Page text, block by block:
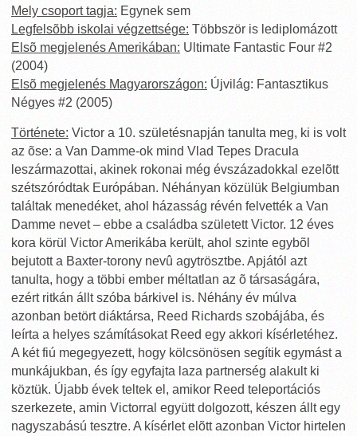
Mely csoport tagja: Egynek sem
Legfelsõbb iskolai végzettsége: Többször is lediplomázott
Elsõ megjelenés Amerikában: Ultimate Fantastic Four #2
(2004)
Elsõ megjelenés Magyarországon: Újvilág: Fantasztikus
Négyes #2 (2005)
Története: Victor a 10. születésnapján tanulta meg, ki is volt
az õse: a Van Damme-ok mind Vlad Tepes Dracula
leszármazottai, akinek rokonai még évszázadokkal ezelõtt
szétszóródtak Európában. Néhányan közülük Belgiumban
találtak menedéket, ahol házasság révén felvették a Van
Damme nevet – ebbe a családba született Victor. 12 éves
kora körül Victor Amerikába került, ahol szinte egybõl
bejutott a Baxter-torony nevû agytrösztbe. Apjától azt
tanulta, hogy a többi ember méltatlan az õ társaságára,
ezért ritkán állt szóba bárkivel is. Néhány év múlva
azonban betört diáktársa, Reed Richards szobájába, és
leírta a helyes számításokat Reed egy akkori kísérletéhez.
A két fiú megegyezett, hogy kölcsönösen segítik egymást a
munkájukban, és így egyfajta laza partnerség alakult ki
köztük. Újabb évek teltek el, amikor Reed teleportációs
szerkezete, amin Victorral együtt dolgozott, készen állt egy
nagyszabású tesztre. A kísérlet elõtt azonban Victor hirtelen